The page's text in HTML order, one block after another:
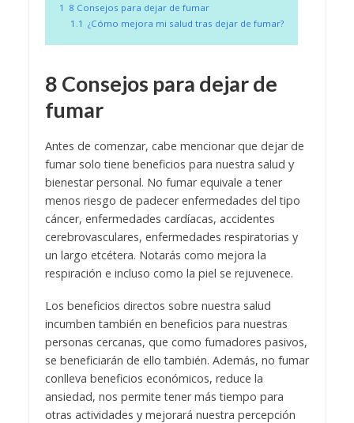
1 8 Consejos para dejar de fumar
1.1 ¿Cómo mejora mi salud tras dejar de fumar?
8 Consejos para dejar de
fumar
Antes de comenzar, cabe mencionar que dejar de
fumar solo tiene beneficios para nuestra salud y
bienestar personal. No fumar equivale a tener
menos riesgo de padecer enfermedades del tipo
cáncer, enfermedades cardíacas, accidentes
cerebrovasculares, enfermedades respiratorias y
un largo etcétera. Notarás como mejora la
respiración e incluso como la piel se rejuvenece.
Los beneficios directos sobre nuestra salud
incumben también en beneficios para nuestras
personas cercanas, que como fumadores pasivos,
se beneficiarán de ello también. Además, no fumar
conlleva beneficios económicos, reduce la
ansiedad, nos permite tener más tiempo para
otras actividades y mejorará nuestra percepción